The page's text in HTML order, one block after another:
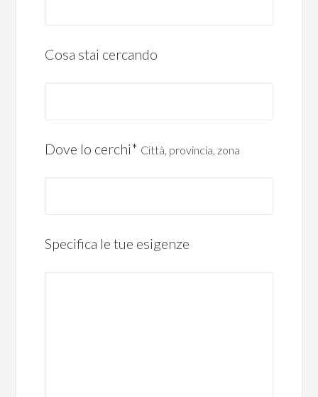
Cosa stai cercando
Dove lo cerchi* Città, provincia, zona
Specifica le tue esigenze